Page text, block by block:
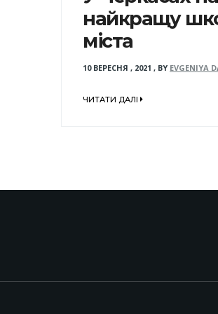
найкращу
міста
10 ВЕРЕСНЯ , 2021 , BY EVGENIYA
ЧИТАТИ ДАЛІ